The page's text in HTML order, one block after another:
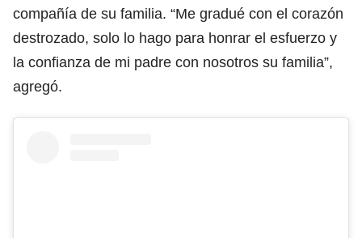
compañía de su familia. “Me gradué con el corazón
destrozado, solo lo hago para honrar el esfuerzo y
la confianza de mi padre con nosotros su familia”,
agregó.